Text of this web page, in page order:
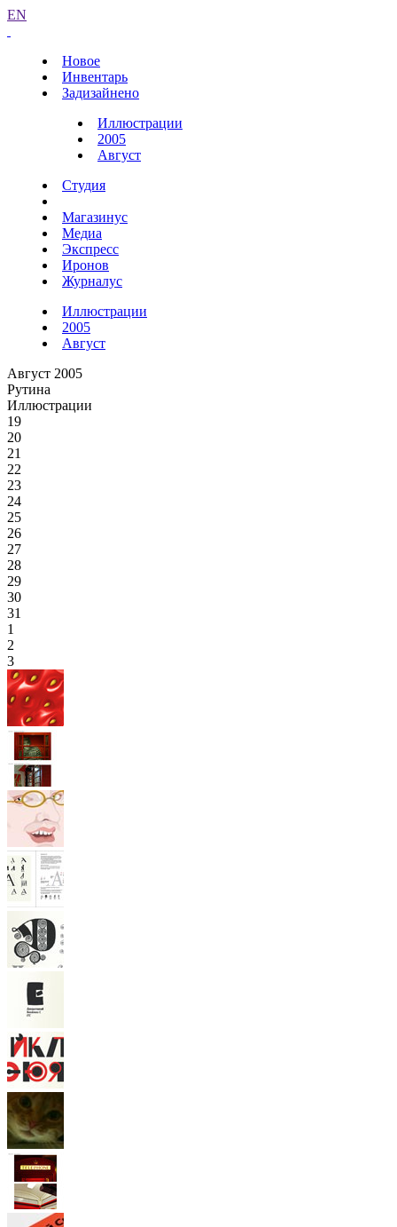
EN
Новое
Инвентарь
Задизайнено
Иллюстрации
2005
Август
Студия
Магазинус
Медиа
Экспресс
Иронов
Журналус
Иллюстрации
2005
Август
Август 2005
Рутина
Иллюстрации
19
20
21
22
23
24
25
26
27
28
29
30
31
1
2
3